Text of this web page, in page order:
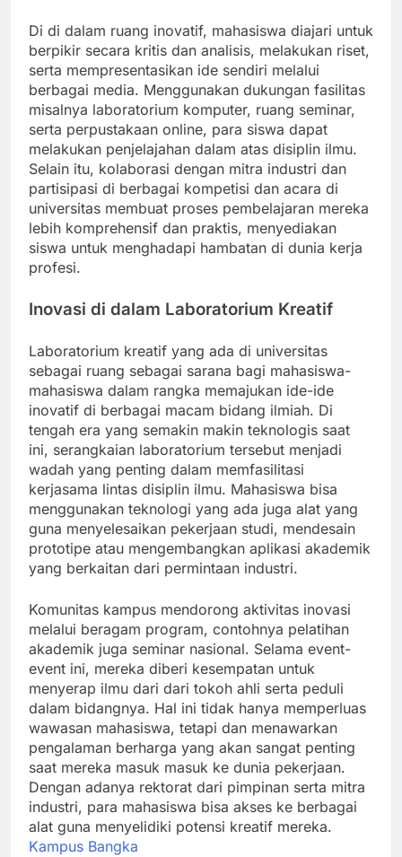
Di di dalam ruang inovatif, mahasiswa diajari untuk
berpikir secara kritis dan analisis, melakukan riset,
serta mempresentasikan ide sendiri melalui
berbagai media. Menggunakan dukungan fasilitas
misalnya laboratorium komputer, ruang seminar,
serta perpustakaan online, para siswa dapat
melakukan penjelajahan dalam atas disiplin ilmu.
Selain itu, kolaborasi dengan mitra industri dan
partisipasi di berbagai kompetisi dan acara di
universitas membuat proses pembelajaran mereka
lebih komprehensif dan praktis, menyediakan
siswa untuk menghadapi hambatan di dunia kerja
profesi.
Inovasi di dalam Laboratorium Kreatif
Laboratorium kreatif yang ada di universitas
sebagai ruang sebagai sarana bagi mahasiswa-
mahasiswa dalam rangka memajukan ide-ide
inovatif di berbagai macam bidang ilmiah. Di
tengah era yang semakin makin teknologis saat
ini, serangkaian laboratorium tersebut menjadi
wadah yang penting dalam memfasilitasi
kerjasama lintas disiplin ilmu. Mahasiswa bisa
menggunakan teknologi yang ada juga alat yang
guna menyelesaikan pekerjaan studi, mendesain
prototipe atau mengembangkan aplikasi akademik
yang berkaitan dari permintaan industri.
Komunitas kampus mendorong aktivitas inovasi
melalui beragam program, contohnya pelatihan
akademik juga seminar nasional. Selama event-
event ini, mereka diberi kesempatan untuk
menyerap ilmu dari dari tokoh ahli serta peduli
dalam bidangnya. Hal ini tidak hanya memperluas
wawasan mahasiswa, tetapi dan menawarkan
pengalaman berharga yang akan sangat penting
saat mereka masuk masuk ke dunia pekerjaan.
Dengan adanya rektorat dari pimpinan serta mitra
industri, para mahasiswa bisa akses ke berbagai
alat guna menyelidiki potensi kreatif mereka.
Kampus Bangka